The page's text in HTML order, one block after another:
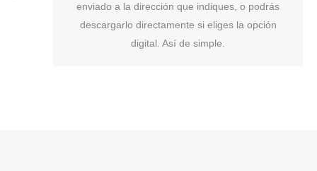
enviado a la dirección que indiques, o podrás
descargarlo directamente si eliges la opción
digital. Así de simple.